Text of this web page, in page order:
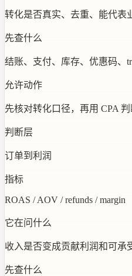
转化是否真实、去重、能代表
先查什么
结账、支付、库存、优惠码、
允许动作
先核对转化口径，再用 CPA 判
判断层
订单到利润
指标
ROAS / AOV / refunds / margin
它在问什么
收入是否变成贡献利润和可承
先查什么